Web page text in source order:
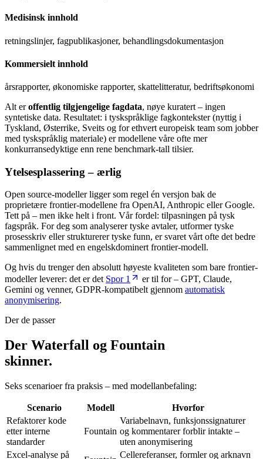
Medisinsk innhold
retningslinjer, fagpublikasjoner, behandlingsdokumentasjon
Kommersielt innhold
årsrapporter, økonomiske rapporter, skattelitteratur, bedriftsøkonomi
Alt eroffentlig tilgjengelige fagdata, nøye kuratert – ingen
syntetiske data. Resultatet: i tyskspråklige fagkontekster (nyttig i
Tyskland, Østerrike, Sveits og for ethvert europeisk team som jobber
med tyskspråklig materiale) er modellene våre ofte mer
konkurransedyktige enn rene benchmark-tall tilsier.
Ytelsesplassering – ærlig
Open source-modeller ligger som regel én versjon bak de
proprietære frontier-modellene fra OpenAI, Anthropic eller Google.
Tett på – men ikke helt i front. Vår fordel: tilpasningen på tysk
fagspråk. For deg som analyserer tyske avtaler, utformer tyske
prosesskriv eller strukturerer tyske funn, er svaret vårt ofte det bedre
sammenlignet med en engelskdominert frontier-modell.
Og hvis du trenger den absolutt høyeste kvaliteten som bare frontier-
modeller leverer: det er det Spor 1
er til for – GPT, Claude,
Gemini og venner, GDPR-kompatibelt gjennom automatisk
anonymisering.
Der de passer
Der Waterfall og Fountain
skinner.
Seks scenarioer fra praksis – med modellanbefaling:
Scenario Modell
Hvorfor
Refaktorer kode
etter interne
standarder
Fountain
Variabelnavn, funksjonssignaturer
og kommentarer forblir intakte –
uten anonymisering
Excel-analyse på
Cellereferanser, formler og arknavn